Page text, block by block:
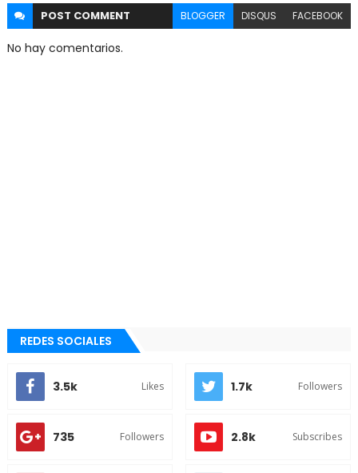
POST COMMENT BLOGGER DISQUS FACEBOOK
No hay comentarios.
REDES SOCIALES
3.5k Likes 1.7k Followers
735 Followers 2.8k Subscribes